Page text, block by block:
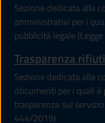
Sezione dedicata alla
amministrativi per i
pubblicità legale
Trasparenza rifiuti
Sezione dedicata alla
documenti per i quali
trasparenza sul
444/2019)